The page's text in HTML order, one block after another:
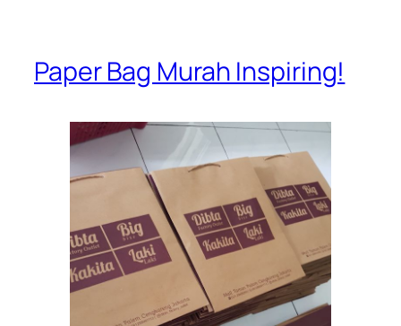
Paper Bag Murah Inspiring!